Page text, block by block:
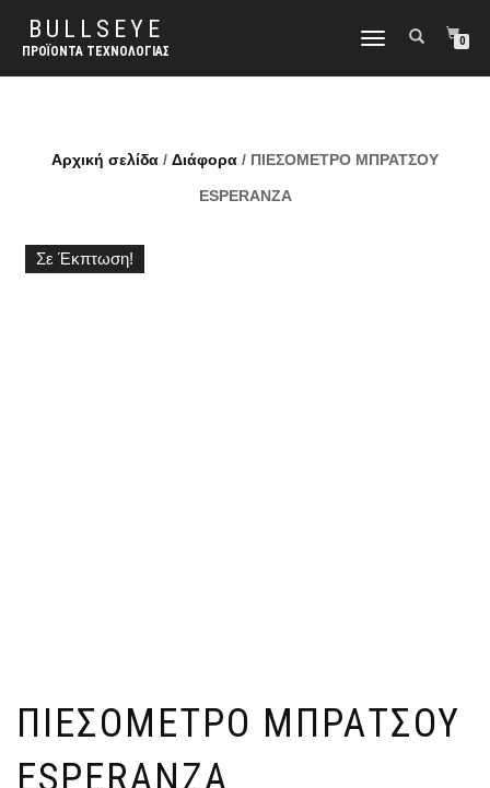
BULLSEYE
ΠΡΟΪΌΝΤΑ ΤΕΧΝΟΛΟΓΊΑΣ
ΕΝΑΛΛΑΓΉ
0
Αρχική σελίδα / Διάφορα / ΠΙΕΣΟΜΕΤΡΟ ΜΠΡΑΤΣΟΥ
ESPERANZA
Σε Έκπτωση!
ΠΙΕΣΟΜΕΤΡΟ ΜΠΡΑΤΣΟΥ
ESPERANZA